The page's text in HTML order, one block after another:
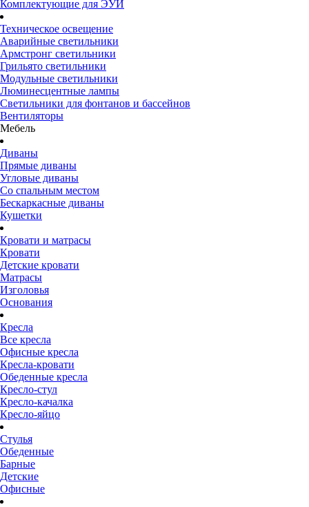
Комплектующие для ЭУИ
Техническое освещение
Аварийные светильники
Армстронг светильники
Грильято светильники
Модульные светильники
Люминесцентные лампы
Светильники для фонтанов и бассейнов
Вентиляторы
Мебель
Диваны
Прямые диваны
Угловые диваны
Со спальным местом
Бескаркасные диваны
Кушетки
Кровати и матрасы
Кровати
Детские кровати
Матрасы
Изголовья
Основания
Кресла
Все кресла
Офисные кресла
Кресла-кровати
Обеденные кресла
Кресло-стул
Кресло-качалка
Кресло-яйцо
Стулья
Обеденные
Барные
Детские
Офисные